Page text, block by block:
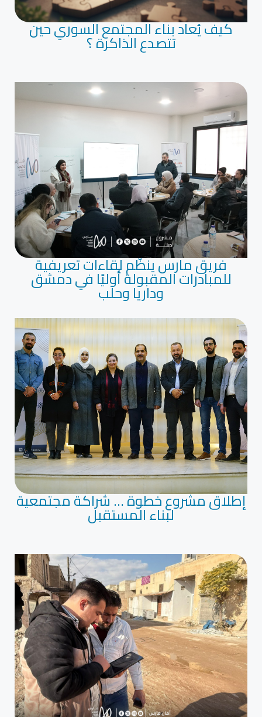
كيف يُعاد بناء المجتمع السوري حين
تتصدع الذاكرة ؟
فريق مارس ينظّم لقاءات تعريفية
للمبادرات المقبولة أوليًا في دمشق
وداريا وحلب
إطلاق مشروع خطوة … شراكة مجتمعية
لبناء المستقبل